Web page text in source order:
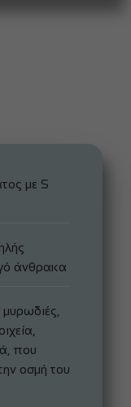
με S
άνθρακα
που
οσμή του